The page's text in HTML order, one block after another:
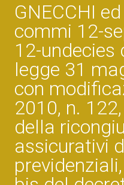
GNECCHI
commi 12-
12-
legge 31
con
2010, n.
della
assicurativi